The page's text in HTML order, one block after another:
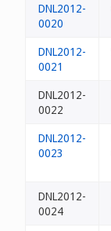
DNL2012-
0020
DNL2012-
0021
DNL2012-
0022
DNL2012-
0023
DNL2012-
0024